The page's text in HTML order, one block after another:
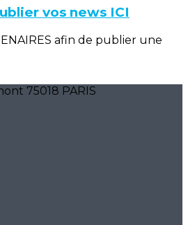
vos news ICI
afin de publier une
75018 PARIS